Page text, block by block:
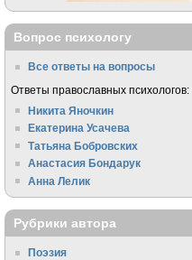
Вопрос психологу
Все ответы на вопросы
Ответы православных психологов:
Никита Яночкин
Екатерина Усачева
Татьяна Бобровских
Анастасия Бондарук
Анна Лелик
Рубрики автора
Поэзия